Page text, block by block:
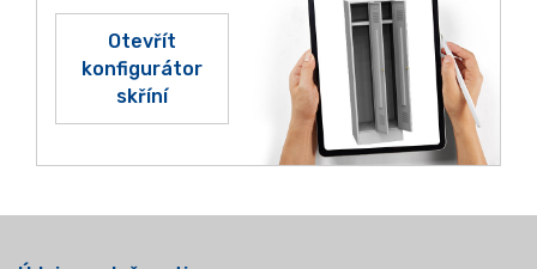
Otevřít
konfigurátor
skříní